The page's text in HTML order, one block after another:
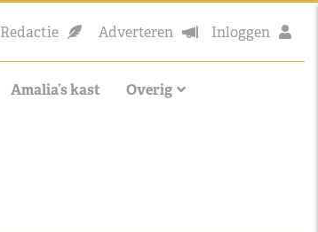
Redactie Adverteren Inloggen
Amalia’s kast Overig